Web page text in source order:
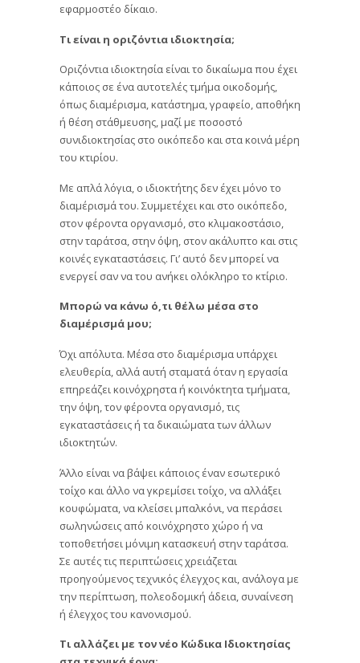
εφαρμοστέο δίκαιο.
Τι είναι η οριζόντια ιδιοκτησία;
Οριζόντια ιδιοκτησία είναι το δικαίωμα που έχει
κάποιος σε ένα αυτοτελές τμήμα οικοδομής,
όπως διαμέρισμα, κατάστημα, γραφείο, αποθήκη
ή θέση στάθμευσης, μαζί με ποσοστό
συνιδιοκτησίας στο οικόπεδο και στα κοινά μέρη
του κτιρίου.
Με απλά λόγια, ο ιδιοκτήτης δεν έχει μόνο το
διαμέρισμά του. Συμμετέχει και στο οικόπεδο,
στον φέροντα οργανισμό, στο κλιμακοστάσιο,
στην ταράτσα, στην όψη, στον ακάλυπτο και στις
κοινές εγκαταστάσεις. Γι’ αυτό δεν μπορεί να
ενεργεί σαν να του ανήκει ολόκληρο το κτίριο.
Μπορώ να κάνω ό,τι θέλω μέσα στο
διαμέρισμά μου;
Όχι απόλυτα. Μέσα στο διαμέρισμα υπάρχει
ελευθερία, αλλά αυτή σταματά όταν η εργασία
επηρεάζει κοινόχρηστα ή κοινόκτητα τμήματα,
την όψη, τον φέροντα οργανισμό, τις
εγκαταστάσεις ή τα δικαιώματα των άλλων
ιδιοκτητών.
Άλλο είναι να βάψει κάποιος έναν εσωτερικό
τοίχο και άλλο να γκρεμίσει τοίχο, να αλλάξει
κουφώματα, να κλείσει μπαλκόνι, να περάσει
σωληνώσεις από κοινόχρηστο χώρο ή να
τοποθετήσει μόνιμη κατασκευή στην ταράτσα.
Σε αυτές τις περιπτώσεις χρειάζεται
προηγούμενος τεχνικός έλεγχος και, ανάλογα με
την περίπτωση, πολεοδομική άδεια, συναίνεση
ή έλεγχος του κανονισμού.
Τι αλλάζει με τον νέο Κώδικα Ιδιοκτησίας